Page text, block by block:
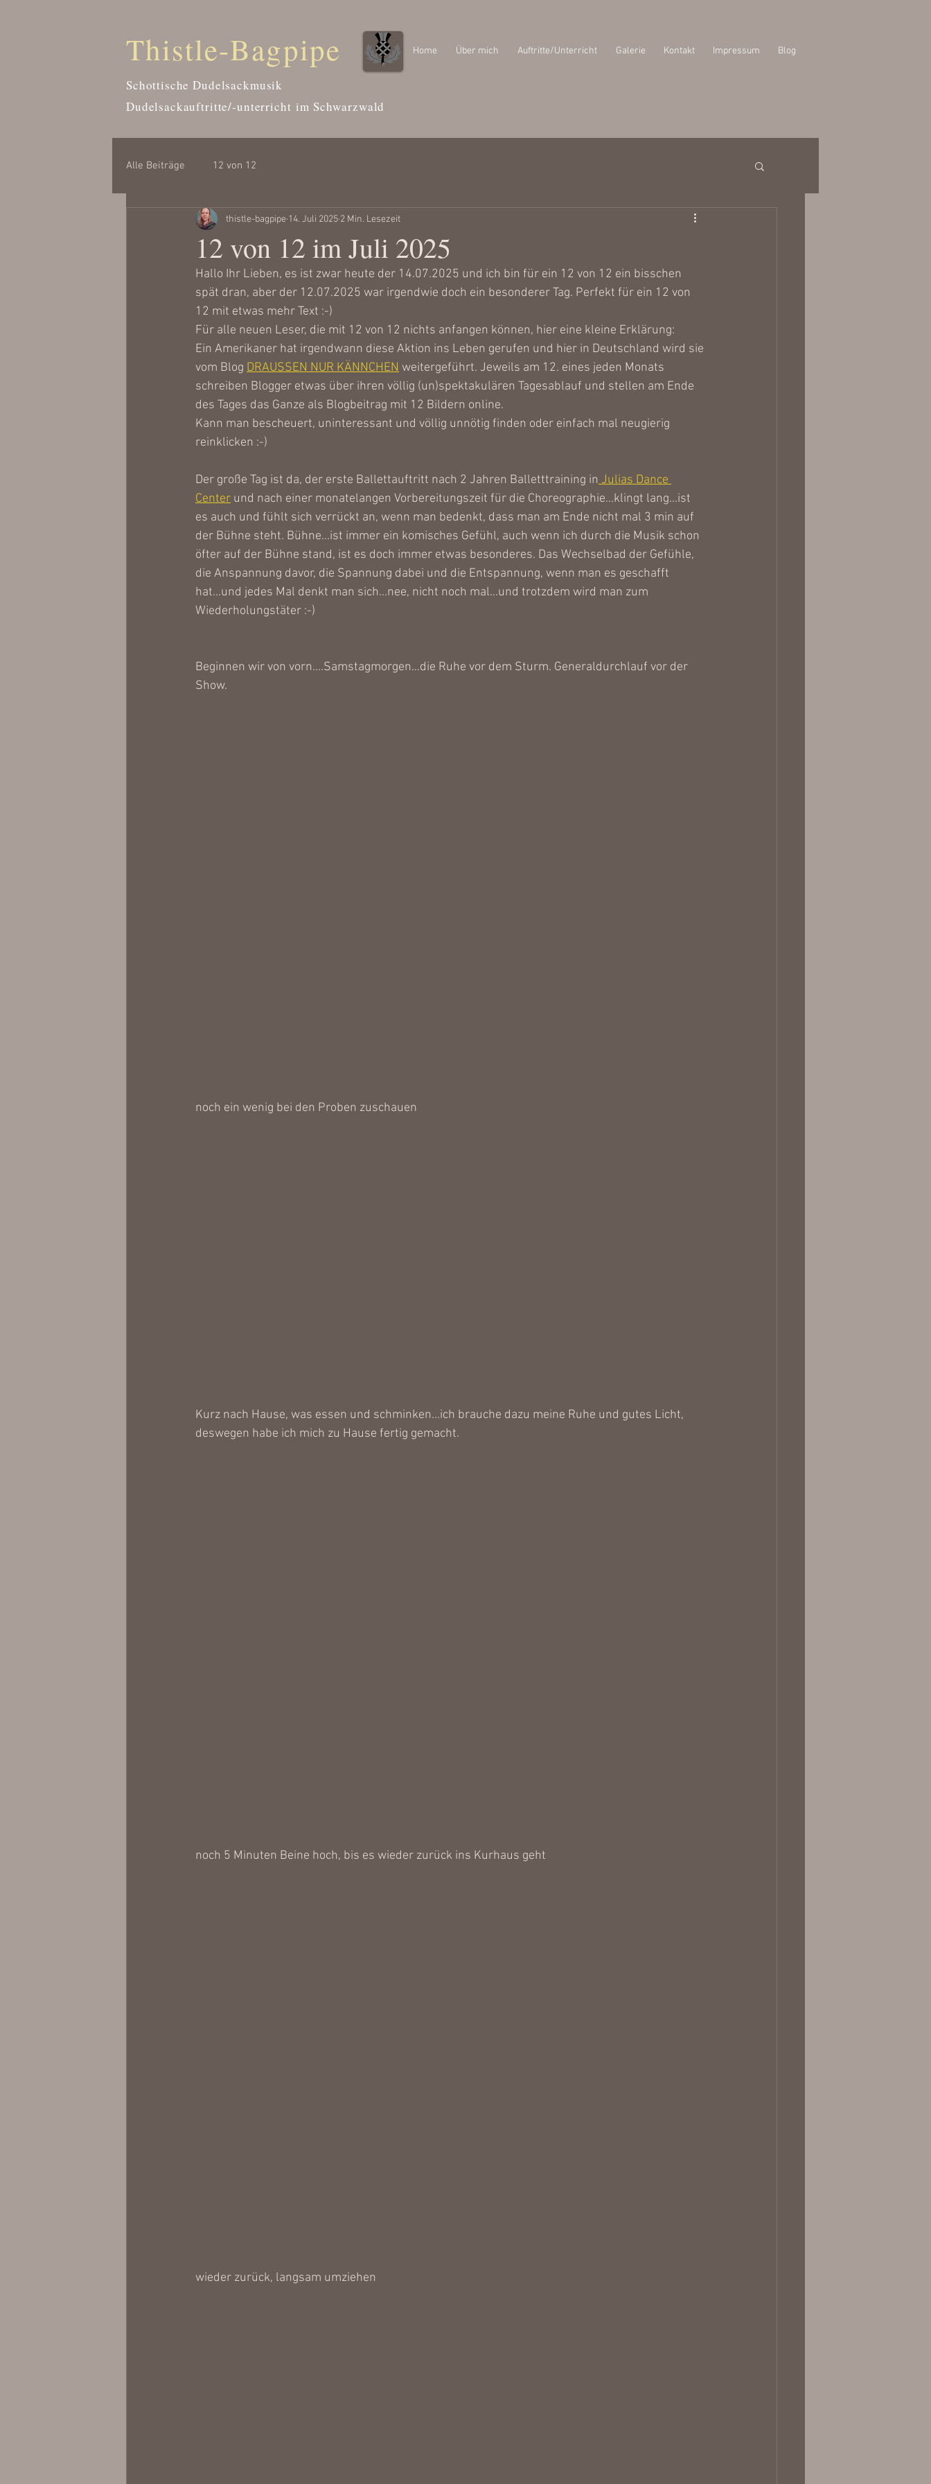
Thistle-Bagpipe
Schottische Dudelsackmusik
Dudelsackauftritte/-unterricht im Schwarzwald
Home Über mich Auftritte/Unterricht Galerie Kontakt Impressum Blog
Alle Beiträge 12 von 12
12 von 12 im Juli 2025
thistle-bagpipe 14. Juli 2025 2 Min. Lesezeit
Hallo Ihr Lieben, es ist zwar heute der 14.07.2025 und ich bin für ein 12 von 12 ein bisschen
spät dran, aber der 12.07.2025 war irgendwie doch ein besonderer Tag. Perfekt für ein 12 von
12 mit etwas mehr Text :-)
Für alle neuen Leser, die mit 12 von 12 nichts anfangen können, hier eine kleine Erklärung:
Ein Amerikaner hat irgendwann diese Aktion ins Leben gerufen und hier in Deutschland wird sie
vom Blog DRAUSSEN NUR KÄNNCHEN weitergeführt. Jeweils am 12. eines jeden Monats
schreiben Blogger etwas über ihren völlig (un)spektakulären Tagesablauf und stellen am Ende
des Tages das Ganze als Blogbeitrag mit 12 Bildern online.
Kann man bescheuert, uninteressant und völlig unnötig finden oder einfach mal neugierig
reinklicken :-)
Der große Tag ist da, der erste Ballettauftritt nach 2 Jahren Balletttraining in Julias Dance
Center und nach einer monatelangen Vorbereitungszeit für die Choreographie...klingt lang...ist
es auch und fühlt sich verrückt an, wenn man bedenkt, dass man am Ende nicht mal 3 min auf
der Bühne steht. Bühne...ist immer ein komisches Gefühl, auch wenn ich durch die Musik schon
öfter auf der Bühne stand, ist es doch immer etwas besonderes. Das Wechselbad der Gefühle,
die Anspannung davor, die Spannung dabei und die Entspannung, wenn man es geschafft
hat...und jedes Mal denkt man sich...nee, nicht noch mal...und trotzdem wird man zum
Wiederholungstäter :-)
Beginnen wir von vorn....Samstagmorgen...die Ruhe vor dem Sturm. Generaldurchlauf vor der
Show.
noch ein wenig bei den Proben zuschauen
Kurz nach Hause, was essen und schminken...ich brauche dazu meine Ruhe und gutes Licht,
deswegen habe ich mich zu Hause fertig gemacht.
noch 5 Minuten Beine hoch, bis es wieder zurück ins Kurhaus geht
wieder zurück, langsam umziehen